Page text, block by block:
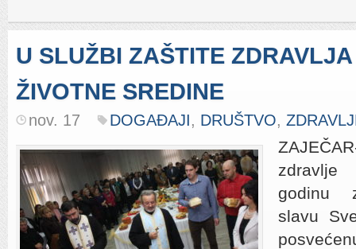
U SLUŽBI ZAŠTITE
ŽIVOTNE SREDINE
nov. 17 DOGAĐAJI, DRUŠTVO,
zdravlje
godinu
slavu